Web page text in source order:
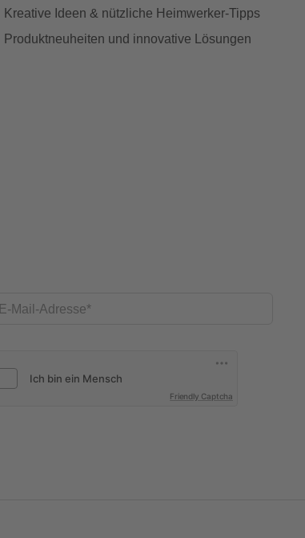
Kreative Ideen & nützliche Heimwerker-Tipps
Produktneuheiten und innovative Lösungen
E-Mail-Adresse
Friendly Captcha